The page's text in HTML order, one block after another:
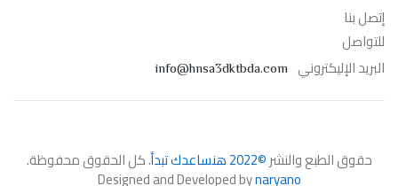
إتصل بنا
للتواصل
البريد الإليكتروني info@hnsa3dktbda.com
حقوق الطبع والنشر©2022 هنساعدك تبدأ . كل الحقوق محفوظة.
Designed and Developed bynaryano